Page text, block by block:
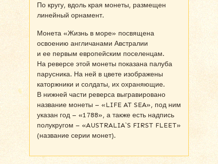
По кругу, вдоль края монеты, размещен
линейный орнамент.
Монета «Жизнь в море» посвящена
освоению англичанами Австралии
и ее первым европейским поселенцам.
На реверсе этой монеты показана палуба
парусника. На ней в цвете изображены
каторжники и солдаты, их охраняющие.
В нижней части реверса выгравировано
название монеты – «LIFE AT SEA», под ним
указан год – «1788», а также есть надпись
полукругом – «AUSTRALIA`S FIRST FLEET»
(название серии монет).